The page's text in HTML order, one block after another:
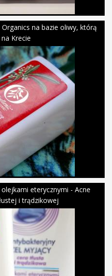
na bazie oliwy, którą
Krecie
eterycznymi - Acne
i trądzikowej